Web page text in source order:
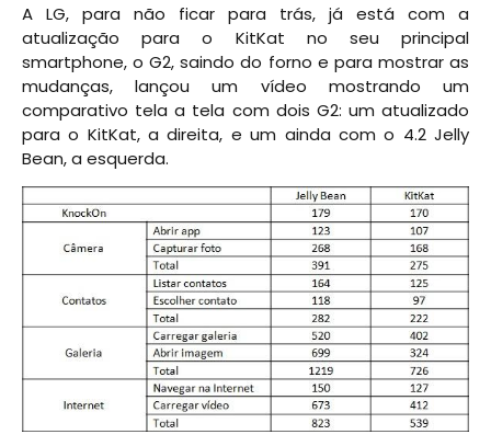
A LG, para não ficar para trás, já está com a
atualização para o KitKat no seu principal
smartphone, o G2, saindo do forno e para mostrar as
mudanças, lançou um vídeo mostrando um
comparativo tela a tela com dois G2: um atualizado
para o KitKat, a direita, e um ainda com o 4.2 Jelly
Bean, a esquerda.